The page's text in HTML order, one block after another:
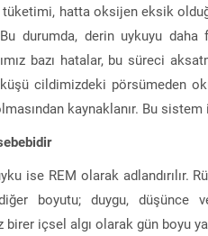
tüketimi, hatta oksijen eksik
durumda, derin uykuyu
bazı hatalar, bu süreci
cildimizdeki pörsümeden
kaynaklanır. Bu
ise REM olarak adlandırılır.
boyutu; duygu, düşünce
birer içsel algı olarak gün boyu